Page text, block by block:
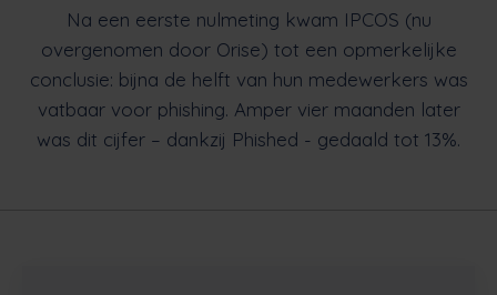
Na een eerste nulmeting kwam IPCOS (nu
overgenomen door Orise) tot een opmerkelijke
conclusie: bijna de helft van hun medewerkers was
vatbaar voor phishing. Amper vier maanden later
was dit cijfer – dankzij Phished - gedaald tot 13%.